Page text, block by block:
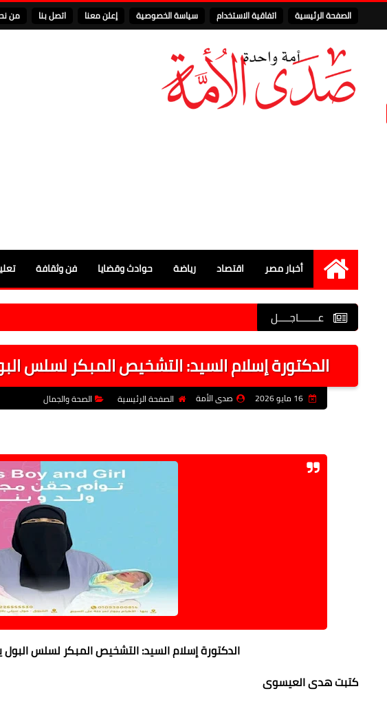
الصفحة الرئيسية اتفاقية الاستخدام سياسة الخصوصية إعلن معنا اتصل بنا من
الرئيسية
أخبار مصر اقتصاد رياضة حوادث وقضايا فن وثقافة
عـــــــاجــــل
الدكتورة إسلام السيد: التشخيص المبكر لسلس
16 مايو 2026 صدى الأمة الصفحة الرئيسية الصحة والجمال
الدكتورة إسلام السيد: التشخيص المبكر لسلس البول
كتبت هدى العيسوى